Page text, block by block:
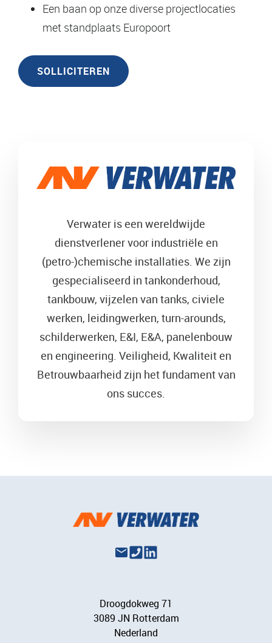
Een baan op onze diverse projectlocaties
met standplaats Europoort
SOLLICITEREN
Verwater is een wereldwijde
dienstverlener voor industriële en
(petro-)chemische installaties. We zijn
gespecialiseerd in tankonderhoud,
tankbouw, vijzelen van tanks, civiele
werken, leidingwerken, turn-arounds,
schilderwerken, E&I, E&A, panelenbouw
en engineering. Veiligheid, Kwaliteit en
Betrouwbaarheid zijn het fundament van
ons succes.
Droogdokweg 71
3089 JN Rotterdam
Nederland